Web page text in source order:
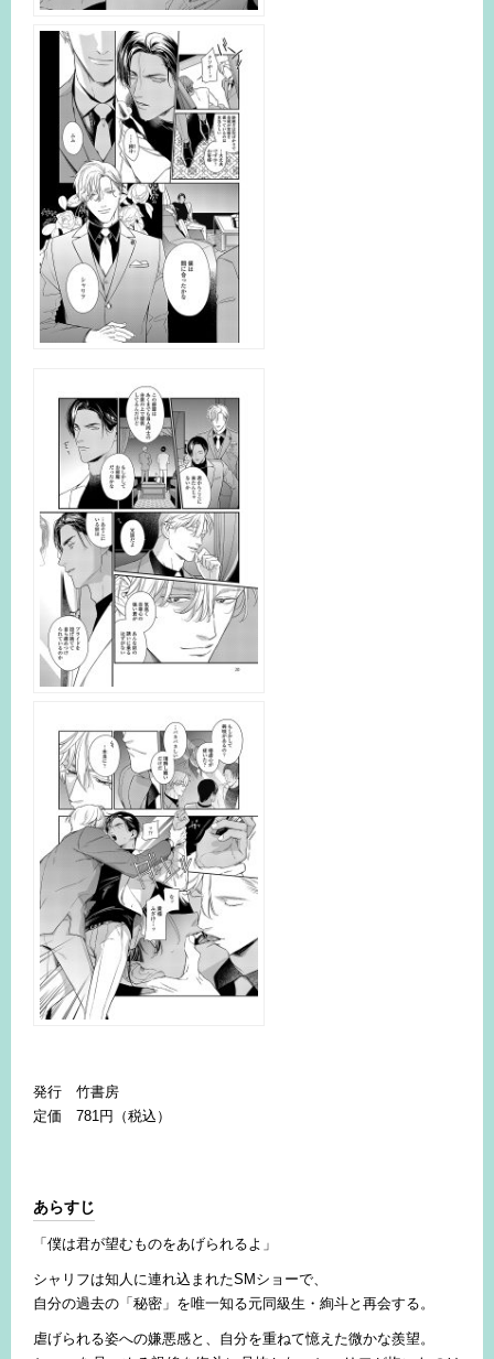
発行 竹書房
定価 781円（税込）
あらすじ
「僕は君が望むものをあげられるよ」
シャリフは知人に連れ込まれたSMショーで、
自分の過去の「秘密」を唯一知る元同級生・絢斗と再会する。
虐げられる姿への嫌悪感と、自分を重ねて憶えた微かな羨望。